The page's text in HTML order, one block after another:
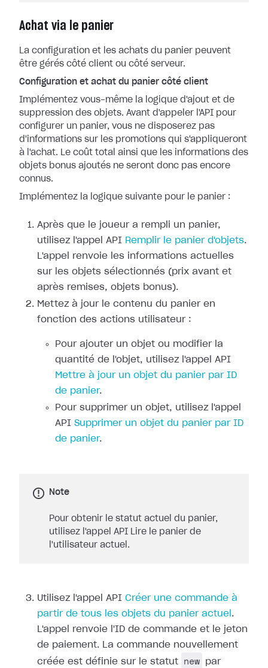
Achat via le panier
La configuration et les achats du panier peuvent
être gérés côté client ou côté serveur.
Configuration et achat du panier côté client
Implémentez vous-même la logique d'ajout et de
suppression des objets. Avant d'appeler l'API pour
configurer un panier, vous ne disposerez pas
d'informations sur les promotions qui s'appliqueront
à l'achat. Le coût total ainsi que les informations des
objets bonus ajoutés ne seront donc pas encore
connus.
Implémentez la logique suivante pour le panier :
Après que le joueur a rempli un panier,
utilisez l'appel API Remplir le panier d'objets.
L'appel renvoie les informations actuelles
sur les objets sélectionnés (prix avant et
après remises, objets bonus).
Mettez à jour le contenu du panier en
fonction des actions utilisateur :
Pour ajouter un objet ou modifier la
quantité de l'objet, utilisez l'appel API
Mettre à jour un objet du panier par ID
de panier.
Pour supprimer un objet, utilisez l'appel
API Supprimer un objet du panier par ID
de panier.
Note
Pour obtenir le statut actuel du panier,
utilisez l'appel API Lire le panier de
l'utilisateur actuel.
Utilisez l'appel API Créer une commande à
partir de tous les objets du panier actuel .
L'appel renvoie l'ID de commande et le jeton
de paiement. La commande nouvellement
créée est définie sur le statut
new
par